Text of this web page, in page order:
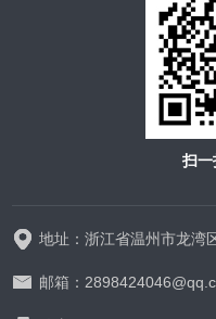
扫一
地址：浙江省温州市龙湾
邮箱：